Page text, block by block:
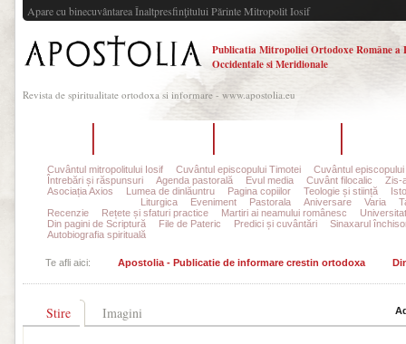
Apare cu binecuvântarea Înaltpresfinţitului Părinte Mitropolit Iosif
Publicatia Mitropoliei Ortodoxe Române a
Occidentale si Meridionale
Revista de spiritualitate ortodoxa si informare - www.apostolia.eu
Cuvântul mitropolitului Iosif Cuvântul episcopului Timotei
Cuvântul episcopului
Întrebări și răspunsuri
Agenda pastorală Evul media Cuvânt filocalic
Zis-
Asociația Axios
Lumea de dinlăuntru Pagina copiilor Teologie și stiință
Liturgica Eveniment Pastorala Aniversare Varia
Recenzie
Rețete și sfaturi practice Martiri ai neamului românesc
Din pagini de Scriptură
File de Pateric Predici și cuvântări
Sinaxarul
Autobiografia spirituală
Te afli aici: Apostolia - Publicatie de informare crestin ortodoxa
Stire Imagini